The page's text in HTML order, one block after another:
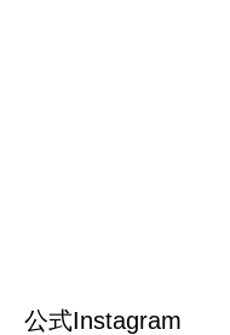
公式Instagram